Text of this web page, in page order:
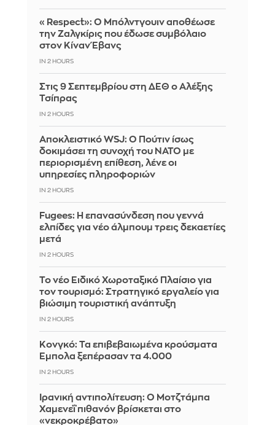
«Respect»: Ο Μπόλντγουιν αποθέωσε
την Ζαλγκίρις που έδωσε συμβόλαιο
στον Κίναν Έβανς
IN 2 HOURS
Στις 9 Σεπτεμβρίου στη ΔΕΘ ο Αλέξης
Τσίπρας
IN 2 HOURS
Αποκλειστικό WSJ: Ο Πούτιν ίσως
δοκιμάσει τη συνοχή του ΝΑΤΟ με
περιορισμένη επίθεση, λένε οι
υπηρεσίες πληροφοριών
IN 2 HOURS
Fugees: Η επανασύνδεση που γεννά
ελπίδες για νέο άλμπουμ τρεις δεκαετίες
μετά
IN 2 HOURS
Το νέο Ειδικό Χωροταξικό Πλαίσιο για
τον τουρισμό: Στρατηγικό εργαλείο για
βιώσιμη τουριστική ανάπτυξη
IN 2 HOURS
Κονγκό: Τα επιβεβαιωμένα κρούσματα
Έμπολα ξεπέρασαν τα 4.000
IN 2 HOURS
Ιρανική αντιπολίτευση: Ο Μοτζτάμπα
Χαμενεΐ πιθανόν βρίσκεται στο
«νεκροκρέβατο»